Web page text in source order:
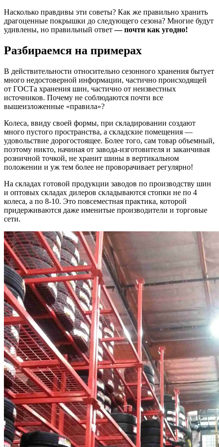
Насколько правдивы эти советы? Как же правильно хранить
драгоценные покрышки до следующего сезона? Многие будут
удивлены, но правильный ответ— почти как угодно!
Разбираемся на примерах
В действительности относительно сезонного хранения бытует
много недостоверной информации, частично происходящей
от ГОСТа хранения шин, частично от неизвестных
источников. Почему не соблюдаются почти все
вышеизложенные «правила»?
Колеса, ввиду своей формы, при складировании создают
много пустого пространства, а складские помещения —
удовольствие дорогостоящее. Более того, сам товар объемный,
поэтому никто, начиная от завода-изготовителя и заканчивая
розничной точкой, не хранит шины в вертикальном
положении и уж тем более не проворачивает регулярно!
На складах готовой продукции заводов по производству шин
и оптовых складах дилеров складываются стопки не по 4
колеса, а по 8-10. Это повсеместная практика, которой
придерживаются даже именитые производители и торговые
сети.